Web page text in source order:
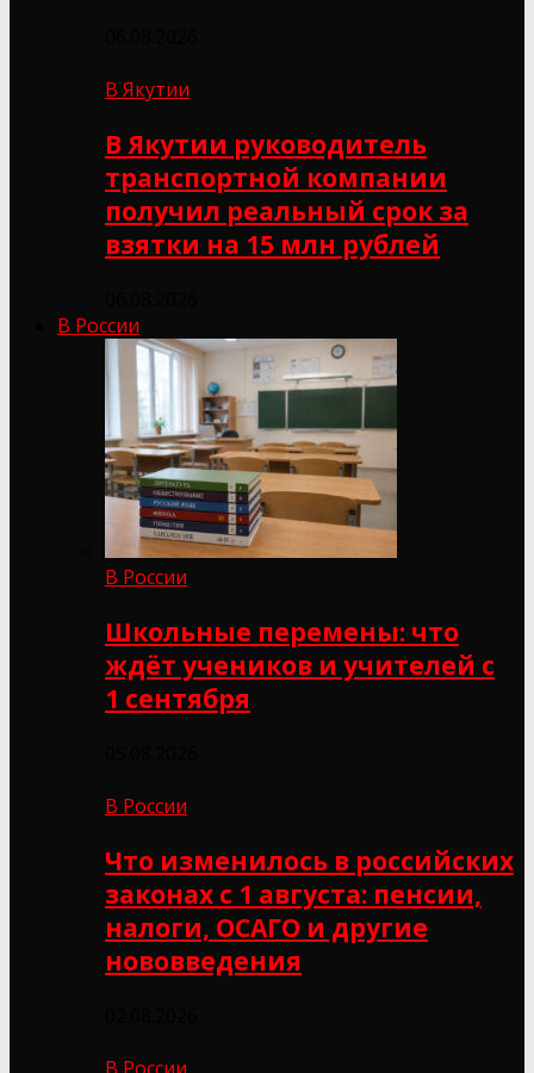
В Якутии
В Якутии руководитель
транспортной компании
получил реальный срок за
взятки на 15 млн рублей
В России
В России
Школьные перемены: что
ждёт учеников и учителей с
1 сентября
В России
Что изменилось в российских
законах с 1 августа: пенсии,
налоги, ОСАГО и другие
нововведения